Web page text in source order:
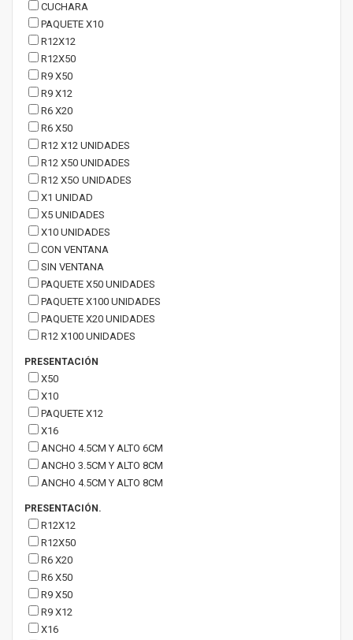
CUCHARA
PAQUETE X10
R12X12
R12X50
R9 X50
R9 X12
R6 X20
R6 X50
R12 X12 UNIDADES
R12 X50 UNIDADES
R12 X5O UNIDADES
X1 UNIDAD
X5 UNIDADES
X10 UNIDADES
CON VENTANA
SIN VENTANA
PAQUETE X50 UNIDADES
PAQUETE X100 UNIDADES
PAQUETE X20 UNIDADES
R12 X100 UNIDADES
PRESENTACIÓN
X50
X10
PAQUETE X12
X16
ANCHO 4.5CM Y ALTO 6CM
ANCHO 3.5CM Y ALTO 8CM
ANCHO 4.5CM Y ALTO 8CM
PRESENTACIÓN.
R12X12
R12X50
R6 X20
R6 X50
R9 X50
R9 X12
X16